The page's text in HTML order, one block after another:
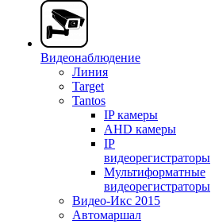
Видеонаблюдение
Линия
Target
Tantos
IP камеры
AHD камеры
IP
видеорегистраторы
Мультиформатные
видеорегистраторы
Видео-Икс 2015
Автомаршал